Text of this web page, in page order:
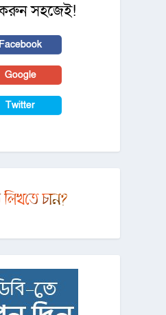
সহজেই!
Facebook
Google
Twitter